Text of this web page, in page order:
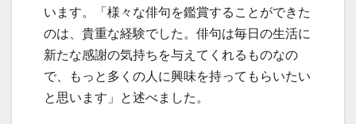
います。「様々な俳句を鑑賞することができた
のは、貴重な経験でした。俳句は毎日の生活に
新たな感謝の気持ちを与えてくれるものなの
で、もっと多くの人に興味を持ってもらいたい
と思います」と述べました。